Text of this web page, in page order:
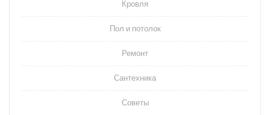
Кровля
Пол и потолок
Ремонт
Сантехника
Советы